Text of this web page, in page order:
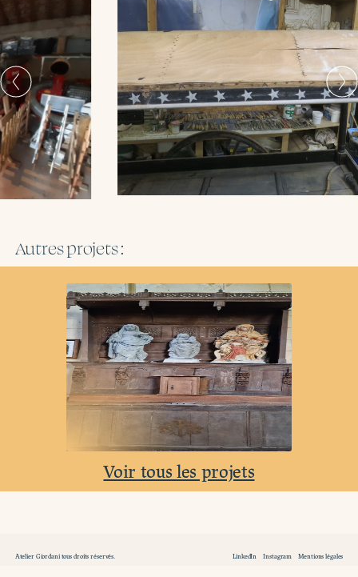
Autres projets :
Voir tous les projets
Atelier Giordani tous droits réservés. LinkedIn Instagram Mentions légales